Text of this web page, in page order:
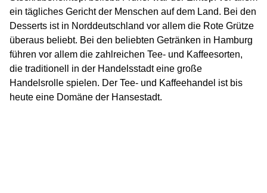
ein tägliches Gericht der Menschen auf dem Land. Bei den
Desserts ist in Norddeutschland vor allem die Rote Grütze
überaus beliebt. Bei den beliebten Getränken in Hamburg
führen vor allem die zahlreichen Tee- und Kaffeesorten,
die traditionell in der Handelsstadt eine große
Handelsrolle spielen. Der Tee- und Kaffeehandel ist bis
heute eine Domäne der Hansestadt.